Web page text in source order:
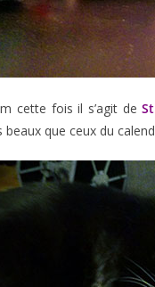
cette fois il s’agit de
que ceux du